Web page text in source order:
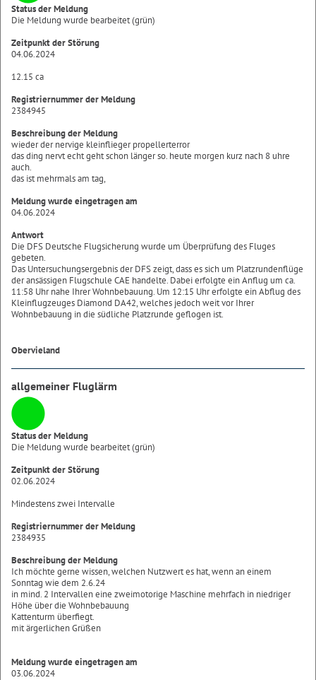
Status der Meldung
Die Meldung wurde bearbeitet (grün)
Zeitpunkt der Störung
04.06.2024
12.15 ca
Registriernummer der Meldung
2384945
Beschreibung der Meldung
wieder der nervige kleinflieger propellerterror
das ding nervt echt geht schon länger so. heute morgen kurz nach 8 uhre
auch.
das ist mehrmals am tag,
Meldung wurde eingetragen am
04.06.2024
Antwort
Die DFS Deutsche Flugsicherung wurde um Überprüfung des Fluges
gebeten.
Das Untersuchungsergebnis der DFS zeigt, dass es sich um Platzrundenflüge
der ansässigen Flugschule CAE handelte. Dabei erfolgte ein Anflug um ca.
11:58 Uhr nahe Ihrer Wohnbebauung. Um 12:15 Uhr erfolgte ein Abflug des
Kleinflugzeuges Diamond DA42, welches jedoch weit vor Ihrer
Wohnbebauung in die südliche Platzrunde geflogen ist.
Obervieland
allgemeiner Fluglärm
Status der Meldung
Die Meldung wurde bearbeitet (grün)
Zeitpunkt der Störung
02.06.2024
Mindestens zwei Intervalle
Registriernummer der Meldung
2384935
Beschreibung der Meldung
Ich möchte gerne wissen, welchen Nutzwert es hat, wenn an einem
Sonntag wie dem 2.6.24
in mind. 2 Intervallen eine zweimotorige Maschine mehrfach in niedriger
Höhe über die Wohnbebauung
Kattenturm überfiegt.
mit ärgerlichen Grüßen
Meldung wurde eingetragen am
03.06.2024